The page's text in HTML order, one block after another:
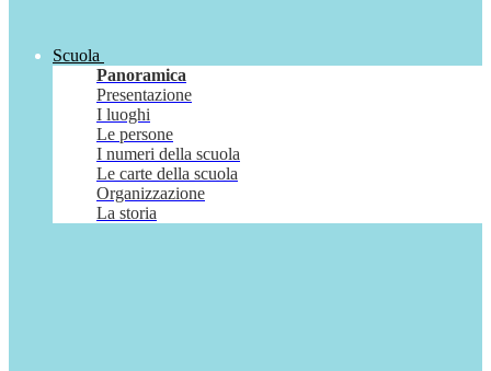
Scuola
Panoramica
Presentazione
I luoghi
Le persone
I numeri della scuola
Le carte della scuola
Organizzazione
La storia